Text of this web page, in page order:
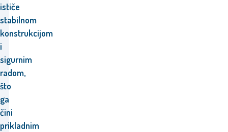
ističe
stabilnom
konstrukcijom
i
sigurnim
radom,
što
ga
čini
prikladnim